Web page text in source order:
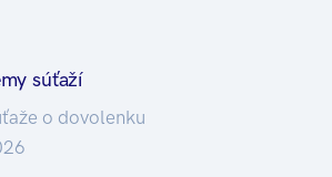
súťaží
o dovolenku